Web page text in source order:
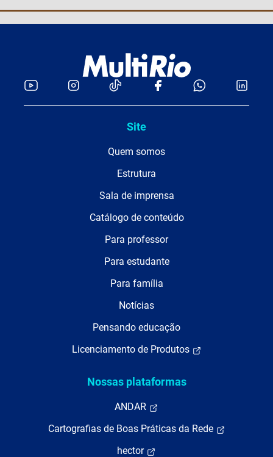
Site
Quem somos
Estrutura
Sala de imprensa
Catálogo de conteúdo
Para professor
Para estudante
Para família
Notícias
Pensando educação
Licenciamento de Produtos
Nossas plataformas
ANDAR
Cartografias de Boas Práticas da Rede
hector